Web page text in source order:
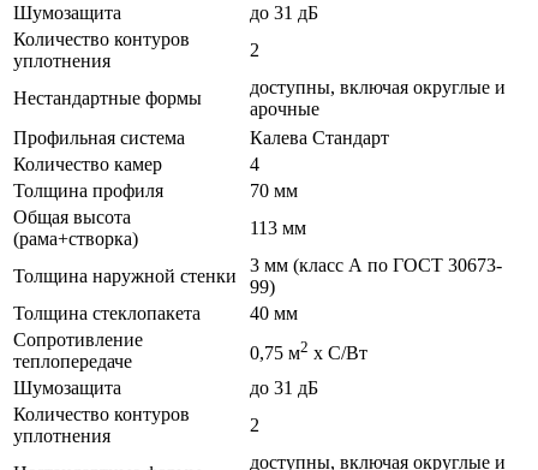
Шумозащита
до 31 дБ
Количество контуров
уплотнения
2
Нестандартные формы
доступны, включая округлые и
арочные
Профильная система
Калева Стандарт
Количество камер
4
Толщина профиля
70 мм
Общая высота
(рама+створка)
113 мм
Толщина наружной стенки
3 мм (класс А по ГОСТ 30673-
99)
Толщина стеклопакета
40 мм
Сопротивление
теплопередаче
0,75 м2 х С/Вт
Шумозащита
до 31 дБ
Количество контуров
уплотнения
2
доступны, включая округлые и